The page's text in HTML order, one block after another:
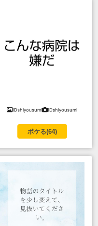
IDshiyousumi IDshiyousumi
ボケる(64)